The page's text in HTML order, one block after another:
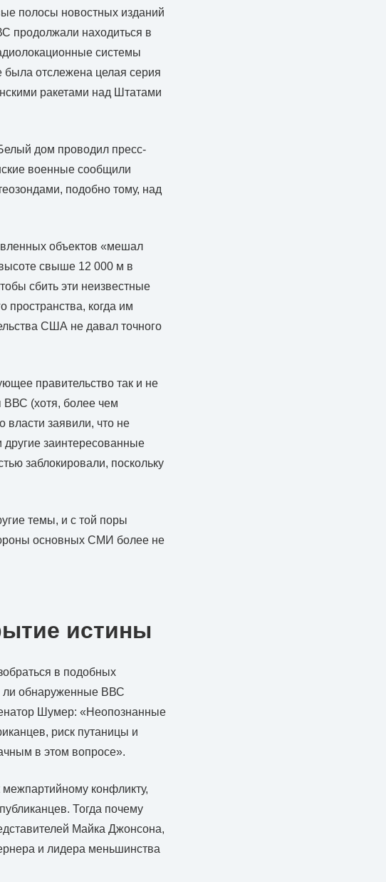
полосы новостных изданий
продолжали находиться в
системы
была отслежена целая серия
ракетами над Штатами
дом проводил пресс-
военные сообщили
подобно тому, над
объектов «мешал
свыше 12 000 м в
сбить эти неизвестные
пространства, когда им
США не давал точного
правительство так и не
ВВС (хотя, более чем
власти заявили, что не
заинтересованные
заблокировали, поскольку
темы, и с той поры
основных СМИ более не
истины
в подобных
ли обнаруженные ВВС
Шумер: «Неопознанные
риск путаницы и
в этом вопросе».
конфликту,
Тогда почему
Майка Джонсона,
и лидера меньшинства